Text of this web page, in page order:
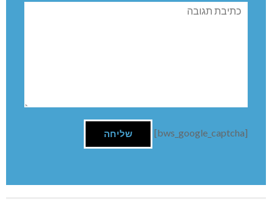
תגובה
[bws_google_captcha]